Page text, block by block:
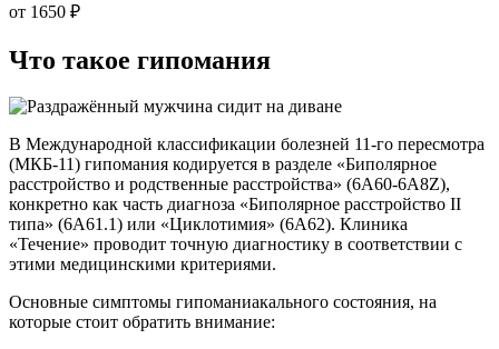
от 1650 ₽
Что такое гипомания
В Международной классификации болезней 11-го пересмотра
(МКБ-11) гипомания кодируется в разделе «Биполярное
расстройство и родственные расстройства» (6A60-6A8Z),
конкретно как часть диагноза «Биполярное расстройство II
типа» (6A61.1) или «Циклотимия» (6A62). Клиника
«Течение» проводит точную диагностику в соответствии с
этими медицинскими критериями.
Основные симптомы гипоманиакального состояния, на
которые стоит обратить внимание: